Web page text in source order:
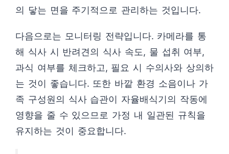
의 닿는 면을 주기적으로 관리하는 것입니다.
다음으로는 모니터링 전략입니다. 카메라를 통
해 식사 시 반려견의 식사 속도, 물 섭취 여부,
과식 여부를 체크하고, 필요 시 수의사와 상의하
는 것이 좋습니다. 또한 바깥 환경 소음이나 가
족 구성원의 식사 습관이 자율배식기의 작동에
영향을 줄 수 있으므로 가정 내 일관된 규칙을
유지하는 것이 중요합니다.